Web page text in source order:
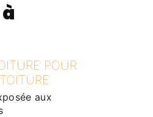
POUR
aux